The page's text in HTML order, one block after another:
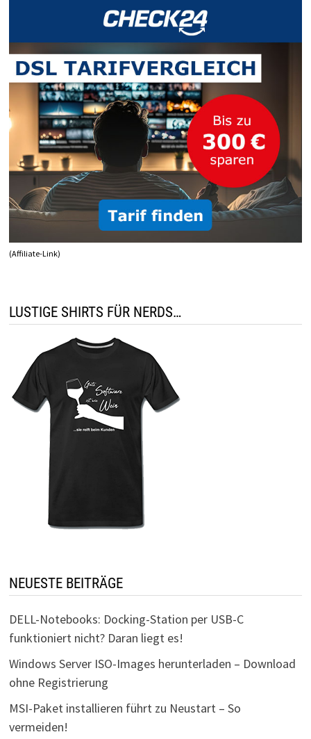
(Affiliate-Link)
LUSTIGE SHIRTS FÜR NERDS…
NEUESTE BEITRÄGE
DELL-Notebooks: Docking-Station per USB-C
funktioniert nicht? Daran liegt es!
Windows Server ISO-Images herunterladen – Download
ohne Registrierung
MSI-Paket installieren führt zu Neustart – So
vermeiden!